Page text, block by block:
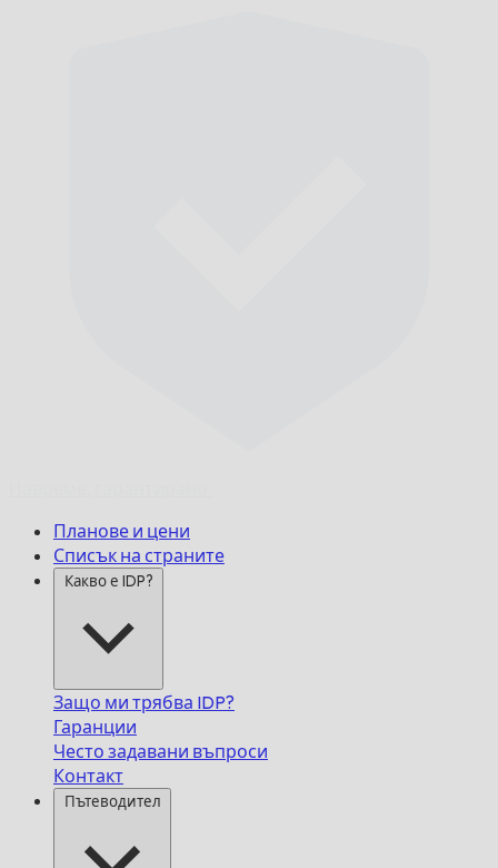
Планове и цени
Списък на страните
Какво е IDP?
Защо ми трябва IDP?
Гаранции
Често задавани въпроси
Контакт
Пътеводител